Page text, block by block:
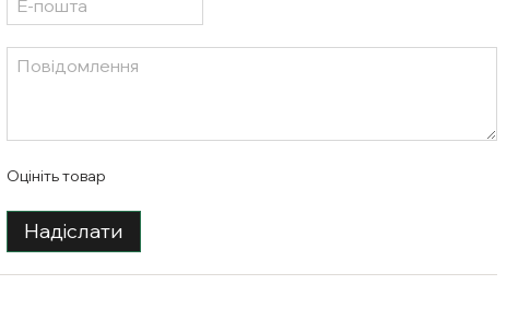
Оцініть товар
Надіслати